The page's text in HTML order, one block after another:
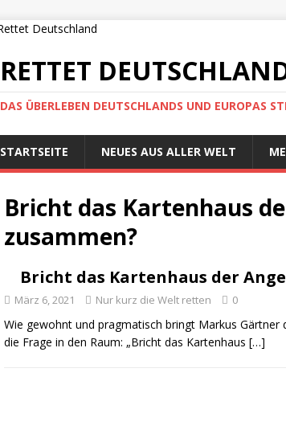
RETTET
DAS ÜBERLEBEN DEUTSCHLANDS UND EUROPAS
STARTSEITE NEUES AUS ALLER WELT
Bricht das Kartenhaus
zusammen?
Bricht das Kartenhaus der
März 6, 2021 Nur kurz die Welt retten 0
Wie gewohnt und pragmatisch bringt Markus
die Frage in den Raum: „Bricht das Kartenhaus […]